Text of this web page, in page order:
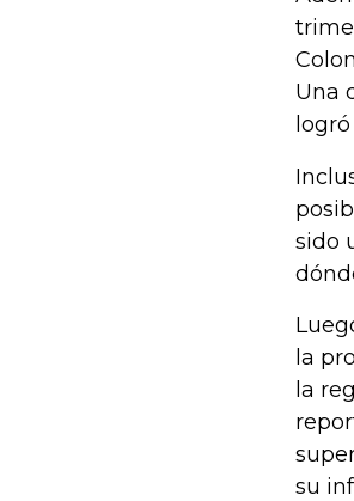
Una
sido
la
la
su